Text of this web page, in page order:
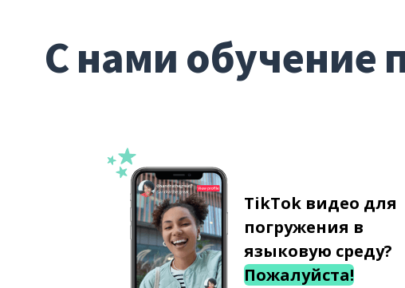
С нами обучение
TikTok видео для
погружения в
языковую среду?
Пожалуйста!